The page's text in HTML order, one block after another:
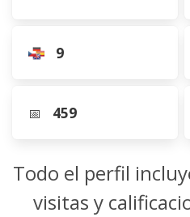
9
📅 459
Todo el perfil
visitas y